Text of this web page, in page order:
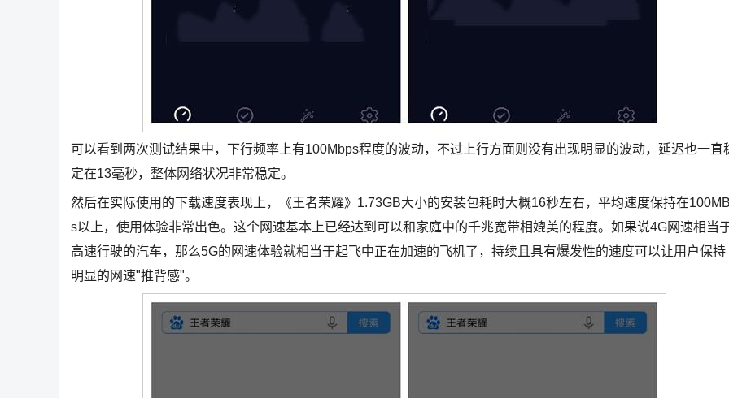
可以看到两次测试结果中，下行频率上有100Mbps程度的波动，不过上行方面则没有出现明显的波动，延迟也一直
定在13毫秒，整体网络状况非常稳定。
然后在实际使用的下载速度表现上，《王者荣耀》1.73GB大小的安装包耗时大概16秒左右，平均速度保持在
s以上，使用体验非常出色。这个网速基本上已经达到可以和家庭中的千兆宽带相媲美的程度。如果说4G网速相当
高速行驶的汽车，那么5G的网速体验就相当于起飞中正在加速的飞机了，持续且具有爆发性的速度可以让用户保持
明显的网速"推背感"。